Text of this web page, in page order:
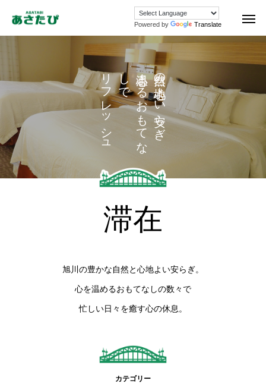
Powered by Translate
自然の心地よい安らぎ、
心温ま
る
お
も
て
な
し
で
リフレッシュ
滞在
旭川の豊かな自然と心地よい安らぎ。
心を温めるおもてなしの数々で
忙しい日々を癒す心の休息。
カテゴリー